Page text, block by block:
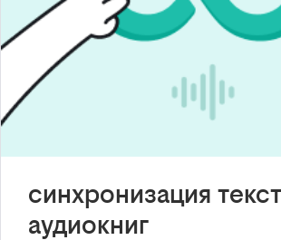
синхронизация
аудиокниг